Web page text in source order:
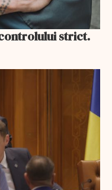
strict.